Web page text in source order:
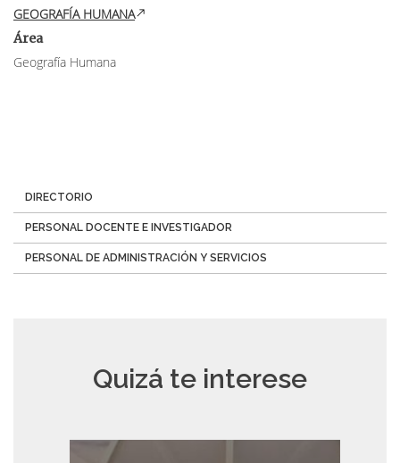
GEOGRAFÍA HUMANA
Área
Geografía Humana
Menú
Directorio
DIRECTORIO
PERSONAL DOCENTE E INVESTIGADOR
PERSONAL DE ADMINISTRACIÓN Y SERVICIOS
Quizá te interese